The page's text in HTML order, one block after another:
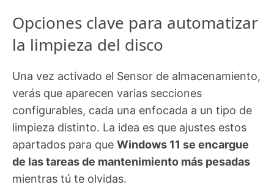
Opciones clave para automatizar
la limpieza del disco
Una vez activado el Sensor de almacenamiento,
verás que aparecen varias secciones
configurables, cada una enfocada a un tipo de
limpieza distinto. La idea es que ajustes estos
apartados para que Windows 11 se encargue
de las tareas de mantenimiento más pesadas
mientras tú te olvidas.